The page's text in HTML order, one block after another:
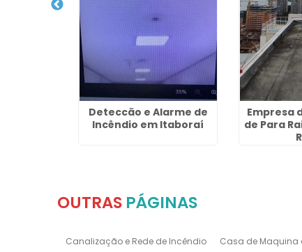
Deteccão e Alarme de
Incêndio em Itaboraí
Empresa
de Para
OUTRAS PÁGINAS
Canalização e Rede de Incêndio Casa de Maquina